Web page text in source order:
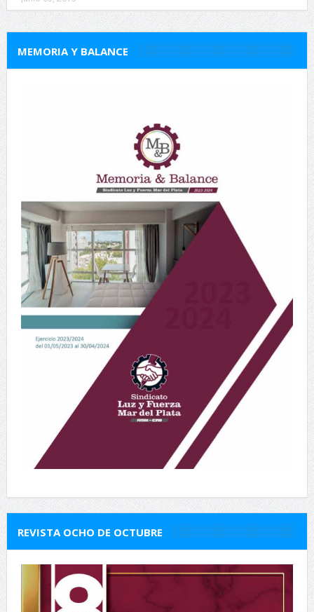
MEMORIA Y BALANCE
REVISTA OCHO DE OCTUBRE